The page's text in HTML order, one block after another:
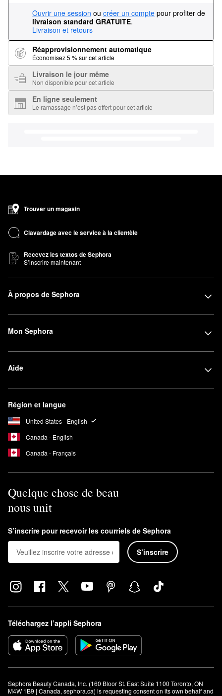
Ouvrir une session ou créer un compte pour profiter de
livraison standard GRATUITE.
Livraison et retours
Réapprovisionnement automatique
Économisez 5 % sur cet article
Livraison le jour même
Non disponible pour cet article
En ligne seulement
Le ramassage n’est pas offert pour cet article
Trouver un magasin
Clavardage avec le service à la clientèle
Recevez les textos de Sephora
S’inscrire maintenant
À propos de Sephora
Mon Sephora
Aide
Région et langue
United States - English
Canada - English
Canada - Français
Quelque chose de beau
nous unit
S’inscrire pour recevoir les courriels de Sephora
S’inscrire
Téléchargez l’appli Sephora
Sephora Beauty Canada, Inc. (160 Bloor St. East Suite 1100 Toronto, ON
M4W 1B9 | Canada, sephora.ca) is requesting consent on its own behalf and